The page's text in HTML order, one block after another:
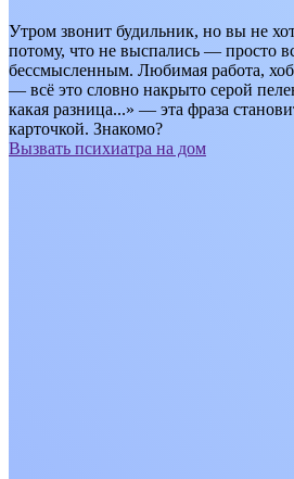
Утром звонит будильник, но вы не
потому, что не выспались — просто
бессмысленным. Любимая работа,
— всё это словно накрыто серой
какая разница...» — эта фраза
карточкой. Знакомо?
Вызвать психиатра на дом